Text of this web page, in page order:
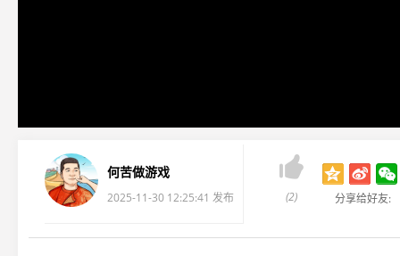
何苦做游戏
2025-11-30 12:25:41 发布

(2) 分享给好友: